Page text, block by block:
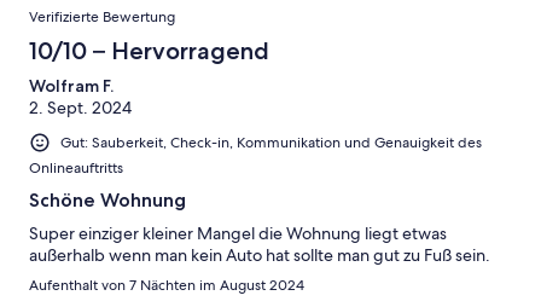
Verifizierte Bewertung
10/10 – Hervorragend
Wolfram F.
2. Sept. 2024
Gut: Sauberkeit, Check-in, Kommunikation und Genauigkeit des
Onlineauftritts
Schöne Wohnung
Super einziger kleiner Mangel die Wohnung liegt etwas
außerhalb wenn man kein Auto hat sollte man gut zu Fuß sein.
Aufenthalt von 7 Nächten im August 2024